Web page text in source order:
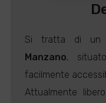
Si tratta di un
Manzano,
facilmente
Attualmente